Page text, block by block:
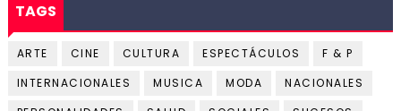
TAGS
ARTE CINE CULTURA ESPECTÁCULOS
F & P
INTERNACIONALES
MUSICA MODA
NACIONALES